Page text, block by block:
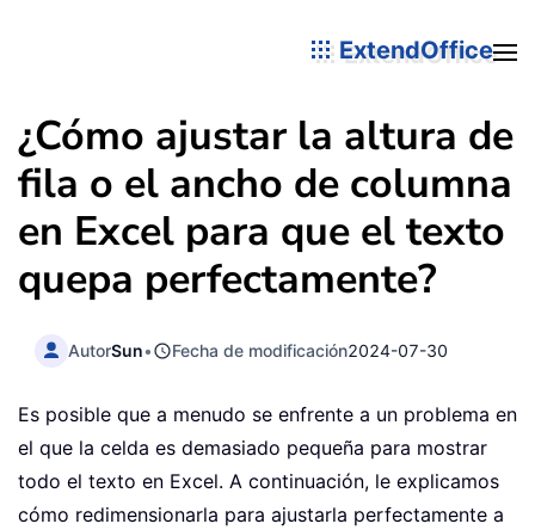
ExtendOffice
¿Cómo ajustar la altura de
fila o el ancho de columna
en Excel para que el texto
quepa perfectamente?
AutorSun• Fecha de modificación2024-07-30
Es posible que a menudo se enfrente a un problema en
el que la celda es demasiado pequeña para mostrar
todo el texto en Excel. A continuación, le explicamos
cómo redimensionarla para ajustarla perfectamente a